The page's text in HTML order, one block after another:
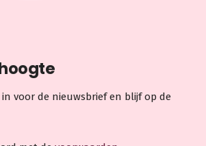
voor de nieuwsbrief en blijf op de